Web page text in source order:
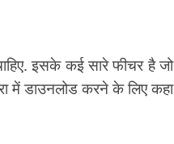
इसके कई सारे फीचर है जो
में डाउनलोड करने के लिए कहा